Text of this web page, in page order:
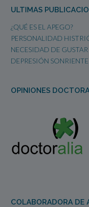
ULTIMAS
¿QUÉ ES EL APEGO?
PERSONALIDAD
NECESIDAD DE
DEPRESIÓN SONRIENTE
OPINIONES
COLABORADORA DE